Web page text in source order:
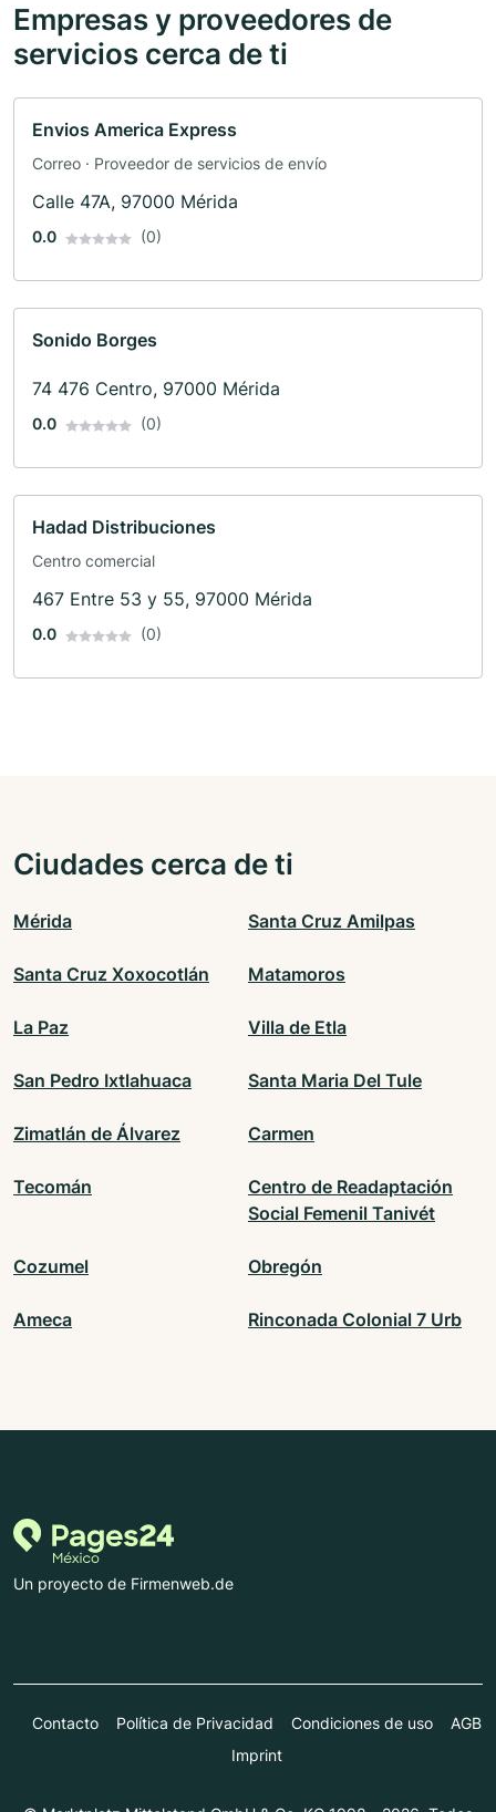
Empresas y proveedores de
servicios cerca de ti
Envios America Express
Correo · Proveedor de servicios de envío
Calle 47A, 97000 Mérida
0.0 (0)
Sonido Borges
74 476 Centro, 97000 Mérida
0.0 (0)
Hadad Distribuciones
Centro comercial
467 Entre 53 y 55, 97000 Mérida
0.0 (0)
Ciudades cerca de ti
Mérida Santa Cruz Amilpas
Santa Cruz Xoxocotlán Matamoros
La Paz Villa de Etla
San Pedro Ixtlahuaca Santa Maria Del Tule
Zimatlán de Álvarez Carmen
Tecomán
Centro de Readaptación
Social Femenil Tanivét
Cozumel Obregón
Ameca Rinconada Colonial 7 Urb
Un proyecto de Firmenweb.de
Contacto Política de Privacidad Condiciones de uso
AGB
Imprint